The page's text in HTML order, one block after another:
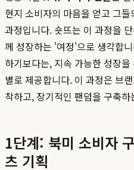
현지 소비자의 마음을 얻고 그
과정입니다. 숏뜨는 이 과정을
께 성장하는 '여정'으로 생각합
하기보다는, 지속 가능한 성장
별로 제공합니다. 이 과정은 브
착하고, 장기적인 팬덤을 구축
1단계: 북미 소비자
츠 기획